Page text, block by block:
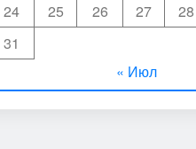
24
25 26 27 28
31
« Июл